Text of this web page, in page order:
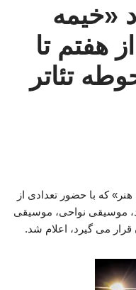
«خیمه
هفتم تا
تئاتر
که با حضور تعدادی از
موسیقی نواحی، موسیقی
می گیرد، اعلام شد.